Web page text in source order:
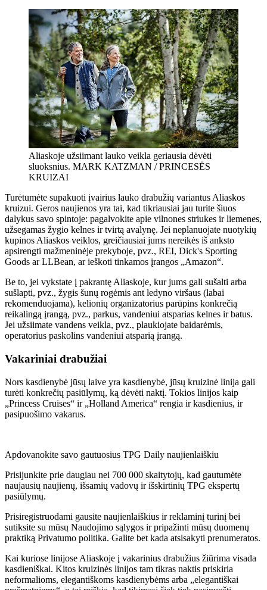
Aliaskoje užsiimant lauko veikla geriausia dėvėti
sluoksnius. MARK KATZMAN / PRINCESĖS
KRUIZAI
Turėtumėte supakuoti įvairius lauko drabužių variantus Aliaskos
kruizui. Geros naujienos yra tai, kad tikriausiai jau turite šiuos
dalykus savo spintoje: pagalvokite apie vilnones striukes ir liemenes,
užsegamas žygio kelnes ir tvirtą avalynę. Jei neplanuojate nuotykių
kupinos Aliaskos veiklos, greičiausiai jums nereikės iš anksto
apsirengti mažmeninėje prekyboje, pvz., REI, Dick's Sporting
Goods ar LLBean, ar ieškoti tinkamos įrangos „Amazon“.
Be to, jei vykstate į pakrantę Aliaskoje, kur jums gali sušalti arba
sušlapti, pvz., žygis šunų rogėmis ant ledyno viršaus (labai
rekomenduojama), kelionių organizatorius parūpins konkrečią
reikalingą įrangą, pvz., parkus, vandeniui atsparias kelnes ir batus.
Jei užsiimate vandens veikla, pvz., plaukiojate baidarėmis,
operatorius paskolins vandeniui atsparią įrangą.
Vakariniai drabužiai
Nors kasdienybė jūsų laive yra kasdienybė, jūsų kruizinė linija gali
turėti konkrečių pasiūlymų, ką dėvėti naktį. Tokios linijos kaip
„Princess Cruises“ ir „Holland America“ rengia ir kasdienius, ir
pasipuošimo vakarus.
Apdovanokite savo gautuosius TPG Daily naujienlaiškiu
Prisijunkite prie daugiau nei 700 000 skaitytojų, kad gautumėte
naujausių naujienų, išsamių vadovų ir išskirtinių TPG ekspertų
pasiūlymų.
Prisiregistruodami gausite naujienlaiškius ir reklaminį turinį bei
sutiksite su mūsų Naudojimo sąlygos ir pripažinti mūsų duomenų
praktiką Privatumo politika. Galite bet kada atsisakyti prenumeratos.
Kai kuriose linijose Aliaskoje į vakarinius drabužius žiūrima visada
kasdieniškai. Kitos kruizinės linijos tam tikras naktis priskiria
neformalioms, elegantiškoms kasdienybėms arba „elegantiškai